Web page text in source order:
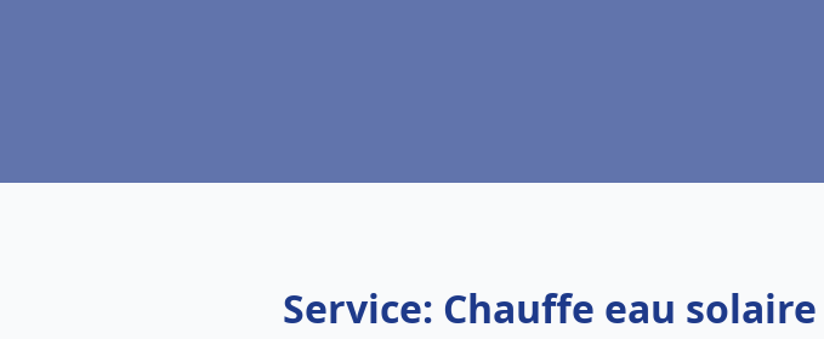
Service: Chauffe eau